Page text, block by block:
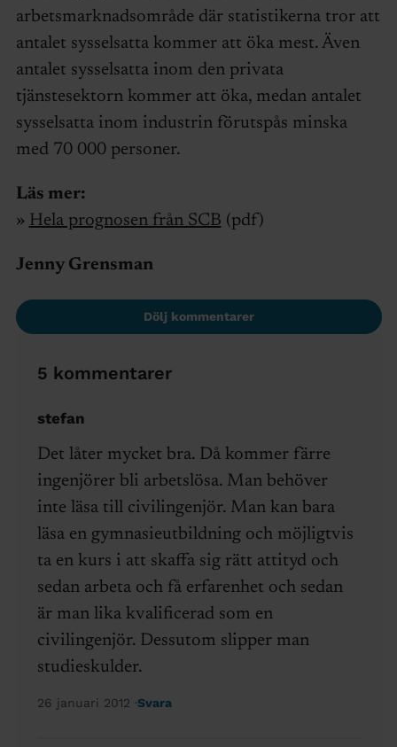
arbetsmarknadsområde där statistikerna tror att
antalet sysselsatta kommer att öka mest. Även
antalet sysselsatta inom den privata
tjänstesektorn kommer att öka, medan antalet
sysselsatta inom industrin förutspås minska
med 70 000 personer.
Läs mer:
» Hela prognosen från SCB (pdf)
Jenny Grensman
Dölj kommentarer
5 kommentarer
stefan
Det låter mycket bra. Då kommer färre
ingenjörer bli arbetslösa. Man behöver
inte läsa till civilingenjör. Man kan bara
läsa en gymnasieutbildning och möjligtvis
ta en kurs i att skaffa sig rätt attityd och
sedan arbeta och få erfarenhet och sedan
är man lika kvalificerad som en
civilingenjör. Dessutom slipper man
studieskulder.
26 januari 2012 Svara